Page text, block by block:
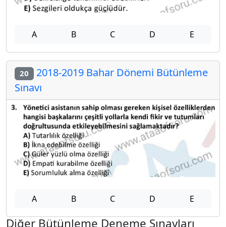
A B C D E
20 2018-2019 Bahar Dönemi Bütünleme
Sınavı
A B C D E
Diğer Bütünleme Deneme Sınavları